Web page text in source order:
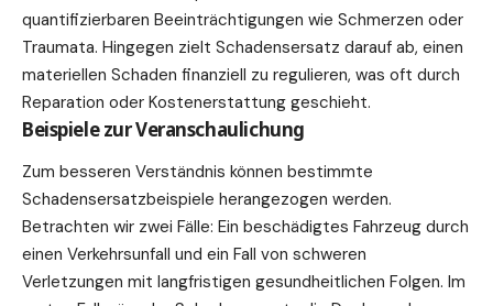
quantifizierbaren Beeinträchtigungen wie Schmerzen oder
Traumata. Hingegen zielt Schadensersatz darauf ab, einen
materiellen Schaden finanziell zu regulieren, was oft durch
Reparation oder Kostenerstattung geschieht.
Beispiele zur Veranschaulichung
Zum besseren Verständnis können bestimmte
Schadensersatzbeispiele herangezogen werden.
Betrachten wir zwei Fälle: Ein beschädigtes Fahrzeug durch
einen Verkehrsunfall und ein Fall von schweren
Verletzungen mit langfristigen gesundheitlichen Folgen. Im